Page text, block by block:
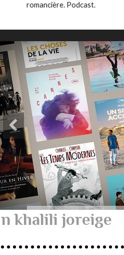
romancière. Podcast.
n khalili joreige